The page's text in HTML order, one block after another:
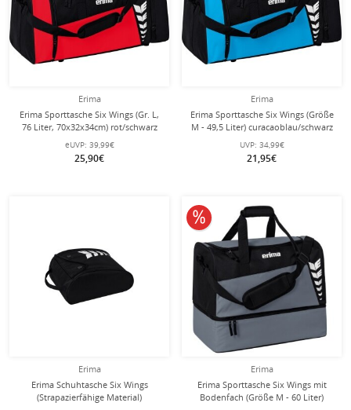
Erima
Erima Sporttasche Six Wings (Gr. L,
76 Liter, 70x32x34cm) rot/schwarz
eUVP: 39,99€
25,90€
Erima
Erima Sporttasche Six Wings (Größe
M - 49,5 Liter) curacaoblau/schwarz
61x29x28cm
UVP: 34,99€
21,95€
Erima
Erima Schuhtasche Six Wings
(Strapazierfähige Material)
Erima
Erima Sporttasche Six Wings mit
Bodenfach (Größe M - 60 Liter)
10% reduziert